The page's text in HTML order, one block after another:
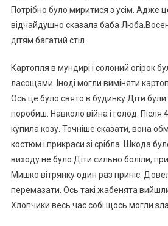
Потрібно було миритися з усім. Адже
відчайдушно сказала баба
дітям багатий стіл.
Картопля в мундирі і солоний огірок
ласощами. Іноді могли виміняти
Ось це було свято в будинку.Діти були
поробиш. Навколо війна і голод. Після
купила козу. Точніше сказати, вона
костюм і прикраси зі срібла. Шкода
виходу не було.Діти сильно боліли,
Мишко вітрянку один раз приніс.
перемазати. Ось такі жабенята
Хлопчики весь час собі щось могли